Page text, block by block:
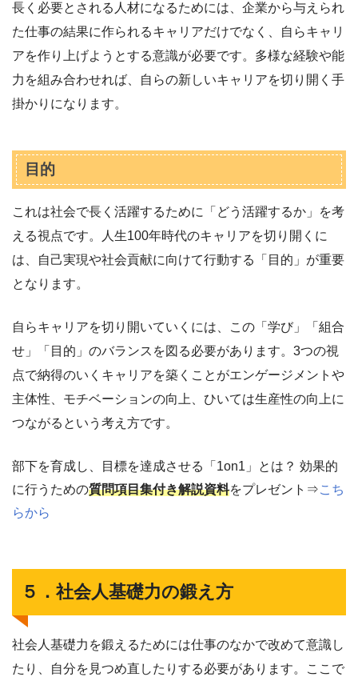
長く必要とされる人材になるためには、企業から与えられ
た仕事の結果に作られるキャリアだけでなく、自らキャリ
アを作り上げようとする意識が必要です。多様な経験や能
力を組み合わせれば、自らの新しいキャリアを切り開く手
掛かりになります。
目的
これは社会で長く活躍するために「どう活躍するか」を考
える視点です。人生100年時代のキャリアを切り開くに
は、自己実現や社会貢献に向けて行動する「目的」が重要
となります。
自らキャリアを切り開いていくには、この「学び」「組合
せ」「目的」のバランスを図る必要があります。3つの視
点で納得のいくキャリアを築くことがエンゲージメントや
主体性、モチベーションの向上、ひいては生産性の向上に
つながるという考え方です。
部下を育成し、目標を達成させる「1on1」とは？ 効果的
に行うための質問項目集付き解説資料をプレゼント⇒こち
らから
５．社会人基礎力の鍛え方
社会人基礎力を鍛えるためには仕事のなかで改めて意識し
たり、自分を見つめ直したりする必要があります。ここで